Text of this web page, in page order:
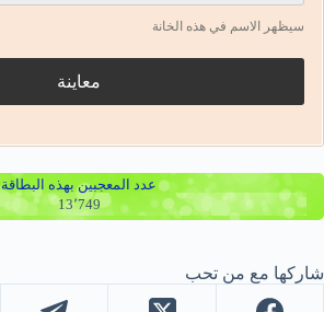
سيظهر الاسم في هذه الخانة
معاينة
عدد المعجبين بهذه البطاقة
13٬749
شاركها مع من تحب